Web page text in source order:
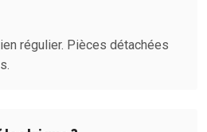
régulier. Pièces détachées